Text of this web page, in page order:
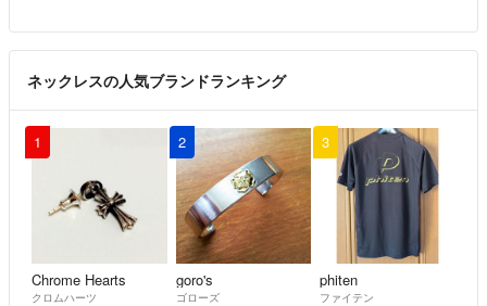
ネックレスの人気ブランドランキング
1
Chrome Hearts
クロムハーツ
2
goro's
ゴローズ
3
phiten
ファイテン